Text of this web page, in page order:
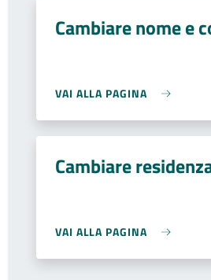
Cambiare nome e
VAI ALLA PAGINA
Cambiare
VAI ALLA PAGINA